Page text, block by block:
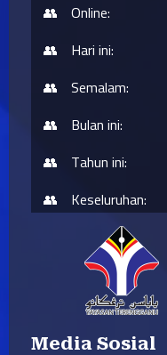
Online:
Hari ini:
Semalam:
Bulan ini:
Tahun ini:
Keseluruhan:
Media Sosial